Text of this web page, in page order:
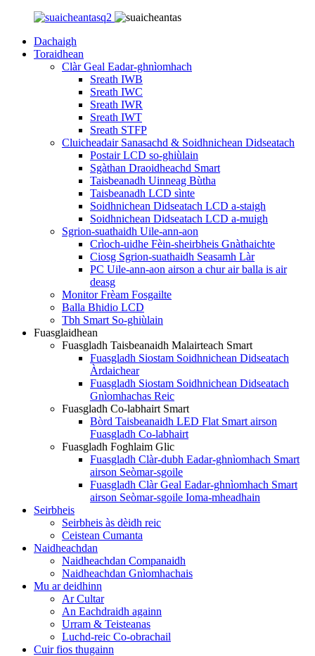
Dachaigh
Toraidhean
Clàr Geal Eadar-ghnìomhach
Sreath IWB
Sreath IWC
Sreath IWR
Sreath IWT
Sreath STFP
Cluicheadair Sanasachd & Soidhnichean Didseatach
Postair LCD so-ghiùlain
Sgàthan Draoidheachd Smart
Taisbeanadh Uinneag Bùtha
Taisbeanadh LCD sìnte
Soidhnichean Didseatach LCD a-staigh
Soidhnichean Didseatach LCD a-muigh
Sgrion-suathaidh Uile-ann-aon
Crìoch-uidhe Fèin-sheirbheis Gnàthaichte
Ciosg Sgrion-suathaidh Seasamh Làr
PC Uile-ann-aon airson a chur air balla is air
deasg
Monitor Frèam Fosgailte
Balla Bhidio LCD
Tbh Smart So-ghiùlain
Fuasglaidhean
Fuasgladh Taisbeanaidh Malairteach Smart
Fuasgladh Siostam Soidhnichean Didseatach
Àrdaichear
Fuasgladh Siostam Soidhnichean Didseatach
Gnìomhachas Reic
Fuasgladh Co-labhairt Smart
Bòrd Taisbeanaidh LED Flat Smart airson
Fuasgladh Co-labhairt
Fuasgladh Foghlaim Glic
Fuasgladh Clàr-dubh Eadar-ghnìomhach Smart
airson Seòmar-sgoile
Fuasgladh Clàr Geal Eadar-ghnìomhach Smart
airson Seòmar-sgoile Ioma-mheadhain
Seirbheis
Seirbheis às dèidh reic
Ceistean Cumanta
Naidheachdan
Naidheachdan Companaidh
Naidheachdan Gnìomhachais
Mu ar deidhinn
Ar Cultar
An Eachdraidh againn
Urram & Teisteanas
Luchd-reic Co-obrachail
Cuir fios thugainn